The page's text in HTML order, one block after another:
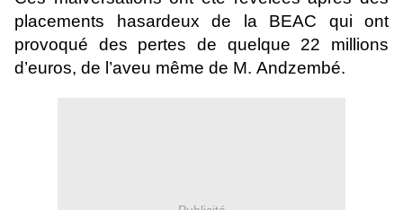
placements hasardeux de la BEAC qui ont
provoqué des pertes de quelque 22 millions
d’euros, de l’aveu même de M. Andzembé.